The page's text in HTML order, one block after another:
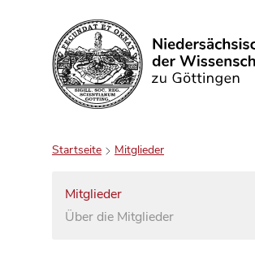
Suchen
Startseite Mitglieder
Mitglieder
Über die Mitglieder